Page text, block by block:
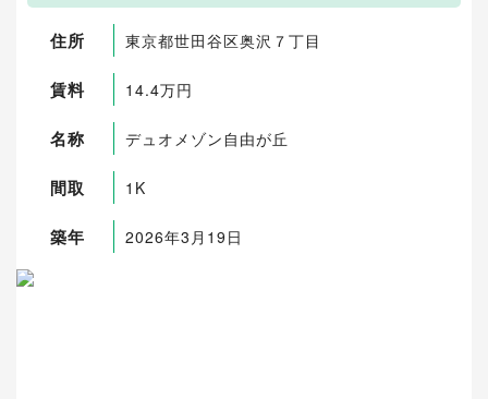
住所 東京都世田谷区奥沢７丁目
賃料 14.4万円
名称 デュオメゾン自由が丘
間取 1K
築年 2026年3月19日